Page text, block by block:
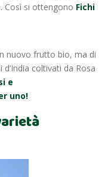
Così si ottengono Fichi
nuovo frutto bio, ma di
d’India coltivati da Rosa
e
uno!